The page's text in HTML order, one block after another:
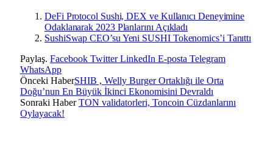
DeFi Protocol Sushi, DEX ve Kullanıcı Deneyimine
Odaklanarak 2023 Planlarını Açıkladı
SushiSwap CEO’su Yeni SUSHI Tokenomics’i Tanıttı
Paylaş. Facebook Twitter LinkedIn E-posta Telegram
WhatsApp
Önceki HaberSHIB , Welly Burger Ortaklığı ile Orta
Doğu’nun En Büyük İkinci Ekonomisini Devraldı
Sonraki HaberTON validatorleri, Toncoin Cüzdanlarını
Oylayacak!